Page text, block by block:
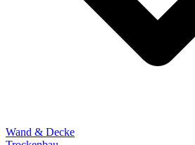
Wand & Decke